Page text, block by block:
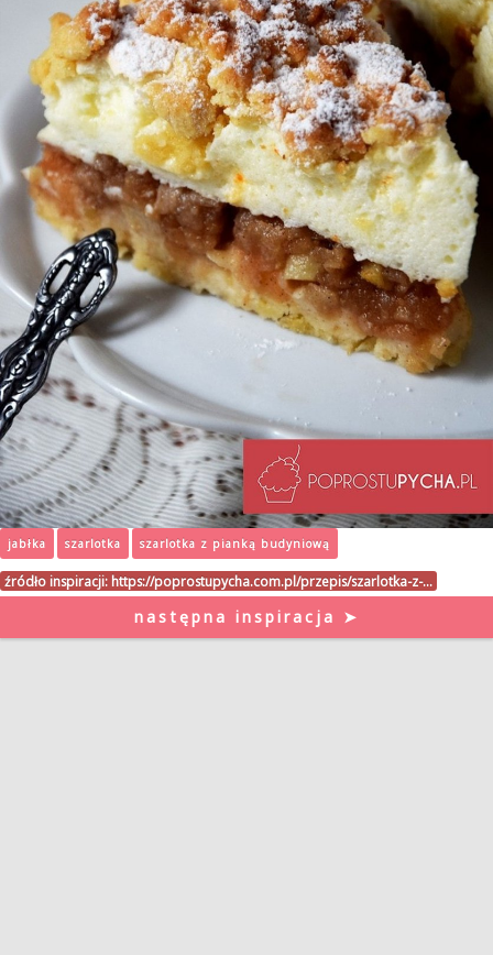
jabłka szarlotka szarlotka z pianką budyniową
źródło inspiracji: https://poprostupycha.com.pl/przepis/szarlotka-z-…
następna inspiracja ➤